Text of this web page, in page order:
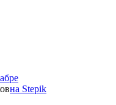
на Stepik